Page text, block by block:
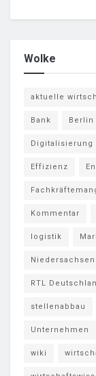
Wolke
aktuelle
Bank Berlin
Digitalisierung
Effizienz
Kommentar
logistik
Niedersachsen
RTL
stellenabbau
Unternehmen
wiki